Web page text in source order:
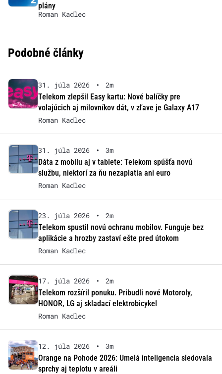
plány
Roman Kadlec
Podobné články
31. júla 2026 •
2m
Telekom zlepšil Easy kartu: Nové balíčky pre
volajúcich aj milovníkov dát, v zľave je Galaxy A17
Roman Kadlec
31. júla 2026 •
3m
Dáta z mobilu aj v tablete: Telekom spúšťa novú
službu, niektorí za ňu nezaplatia ani euro
Roman Kadlec
23. júla 2026 •
2m
Telekom spustil novú ochranu mobilov. Funguje bez
aplikácie a hrozby zastaví ešte pred útokom
Roman Kadlec
17. júla 2026 •
2m
Telekom rozšíril ponuku. Pribudli nové Motoroly,
HONOR, LG aj skladací elektrobicykel
Roman Kadlec
12. júla 2026 •
3m
Orange na Pohode 2026: Umelá inteligencia sledovala
sprchy aj teplotu v areáli